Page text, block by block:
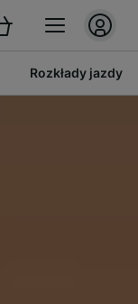
Rozkłady jazdy